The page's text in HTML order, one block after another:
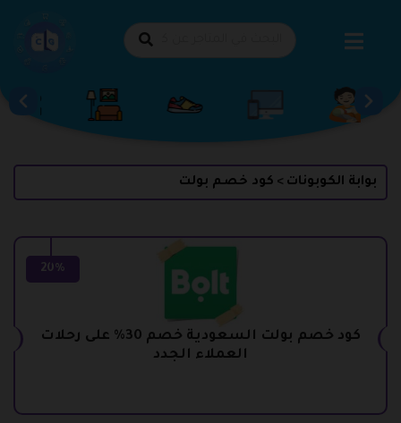
بوابة الكوبونات > كود خصم بولت
20%
كود خصم بولت السعودية خصم 30% على رحلات
العملاء الجدد